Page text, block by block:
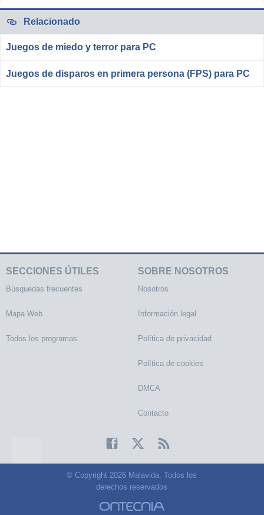
Relacionado
Juegos de miedo y terror para PC
Juegos de disparos en primera persona (FPS) para PC
SECCIONES ÚTILES
Búsquedas frecuentes
Mapa Web
Todos los programas
SOBRE NOSOTROS
Nosotros
Información legal
Política de privacidad
Política de cookies
DMCA
Contacto
© Copyright 2026 Malavida. Todos los
derechos reservados